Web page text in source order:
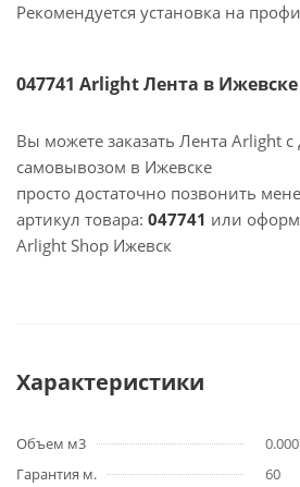
Рекомендуется установка на
047741 Arlight Лента в Ижевске
Вы можете заказать Лента Arlight
самовывозом в Ижевске
просто достаточно позвонить
артикул товара: 047741 или
Arlight Shop Ижевск
Характеристики
Объем м3
Гарантия м.
60